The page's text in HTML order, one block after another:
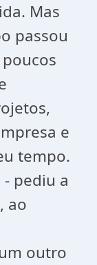
Mas
passou
e
tempo.
- pediu a
ao
outro